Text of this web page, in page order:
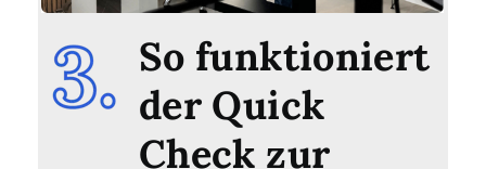
So funktioniert
der Quick
Check zur